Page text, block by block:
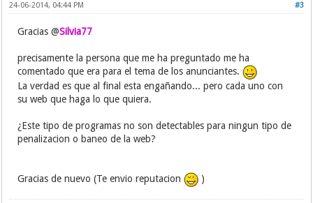
#3
24-06-2014, 04:44 PM
Gracias @Silvia77
precisamente la persona que me ha preguntado me ha
comentado que era para el tema de los anunciantes.
La verdad es que al final esta engañando... pero cada uno con
su web que haga lo que quiera.
¿Este tipo de programas no son detectables para ningun tipo de
penalizacion o baneo de la web?
Gracias de nuevo (Te envio reputacion )